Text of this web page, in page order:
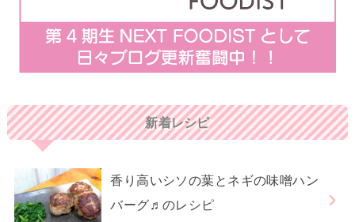
新着レシピ
香り高いシソの葉とネギの味噌ハン
バーグ♬のレシピ